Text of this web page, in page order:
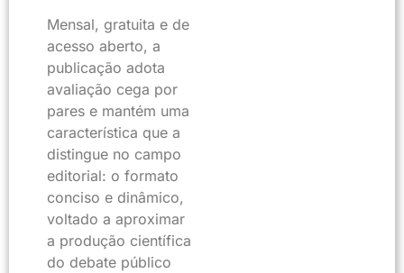
Mensal, gratuita e de
acesso aberto, a
publicação adota
avaliação cega por
pares e mantém uma
característica que a
distingue no campo
editorial: o formato
conciso e dinâmico,
voltado a aproximar
a produção científica
do debate público